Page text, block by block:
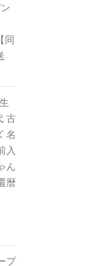
同
古
名
入
ん
暦
プ